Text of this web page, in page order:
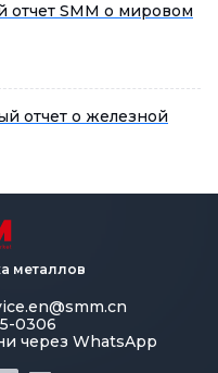
SMM о мировом
отчет о железной
металлов
0306
через WhatsApp